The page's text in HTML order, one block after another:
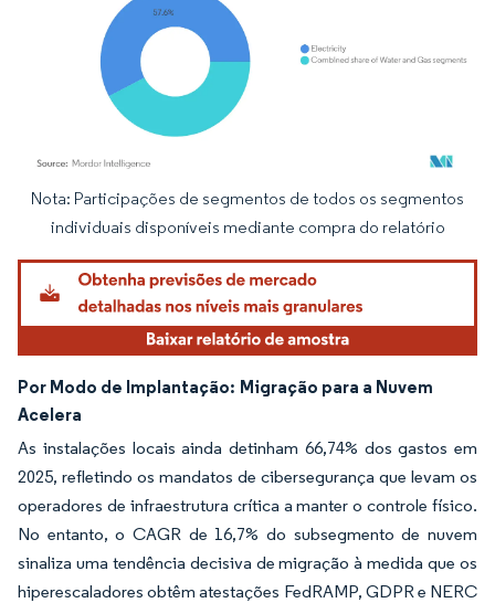
Imagem © Mordor Intelligence. O reuso requer atribuição conforme CC BY 4.0.
Nota: Participações de segmentos de todos os segmentos
individuais disponíveis mediante compra do relatório
Por Modo de Implantação: Migração para a Nuvem
Acelera
As instalações locais ainda detinham 66,74% dos gastos em
2025, refletindo os mandatos de cibersegurança que levam os
operadores de infraestrutura crítica a manter o controle físico.
No entanto, o CAGR de 16,7% do subsegmento de nuvem
sinaliza uma tendência decisiva de migração à medida que os
hiperescaladores obtêm atestações FedRAMP, GDPR e NERC